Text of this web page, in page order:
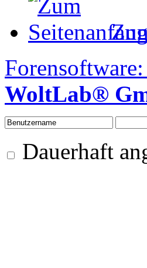
Forensoftware:
WoltLab®
Dauerhaft